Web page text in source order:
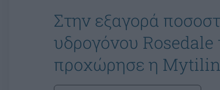
Στην εξαγορά
υδρογόνου
προχώρησε η